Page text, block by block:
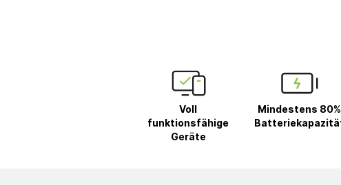
Voll
funktionsfähige
Geräte
Mindestens 80%